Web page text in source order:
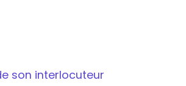
son interlocuteur